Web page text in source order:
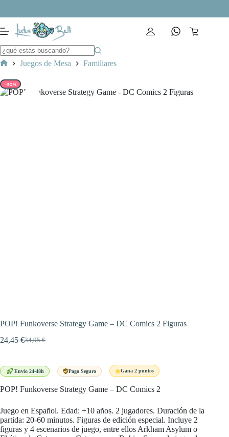
contenido
Carro
Juegos de Mesa Familiares
-30%
POP! Funkoverse Strategy Game – DC Comics 2 Figuras
34,95€
El
era:
24,45 €El
es:
Envío 24-48h Pago Seguro Gana 2 puntos
POP! Funkoverse Strategy Game – DC Comics 2
Juego en Español. Edad: +10 años. 2 jugadores. Duración de la
partida: 20-60 minutos. Figuras de edición especial. Incluye 2
figuras y 4 escenarios de juego, entre ellos Arkham Asylum o